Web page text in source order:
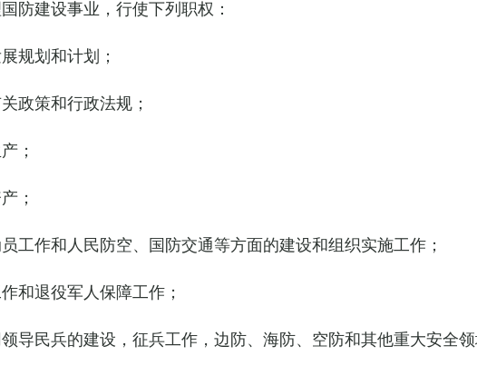
建设事业，行使下列职权：
规划和计划；
政策和行政法规；
；
；
工作和人民防空、国防交通等方面的建设和组织实施工作；
和退役军人保障工作；
导民兵的建设，征兵工作，边防、海防、空防和其他重大安全